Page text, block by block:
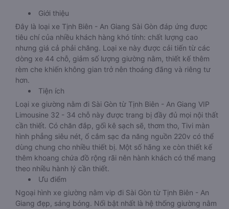
Giới thiệu
Đây là loại xe Tịnh Biên - An Giang Sài Gòn đáp ứng được
tiêu chí của nhiều khách hàng khó tính: chất lượng cao
nhưng giá cả phải chăng. Loại xe này được cải tiến từ các
dòng xe 44 chỗ, giảm số lượng giường nằm, thiết kế thêm
rèm che khiến không gian trở nên thoáng đãng và riêng tư
hơn.
Tiện ích
Loại xe giường nằm đi Sài Gòn từ Tịnh Biên - An Giang VIP
Limousine 32 - 34 chỗ này được trang bị đầy đủ mọi nội thất
cần thiết. Có chăn đắp, gối kê sạch sẽ, thơm tho, Tivi màn
hình phẳng siêu nét, ổ cắm sạc đa năng nguồn 220v có thể
dùng chung cho nhiều thiết bị. Một số hãng xe còn thiết kế
thêm khoang chứa đồ rộng rãi nên hành khách có thể mang
theo nhiều hành lý cần thiết.
Ưu điểm
Ngoại hình xe giường nằm vip đi Sài Gòn từ Tịnh Biên - An
Giang đẹp, sáng bóng. Nổi bật nhất là hệ thống giường nằm